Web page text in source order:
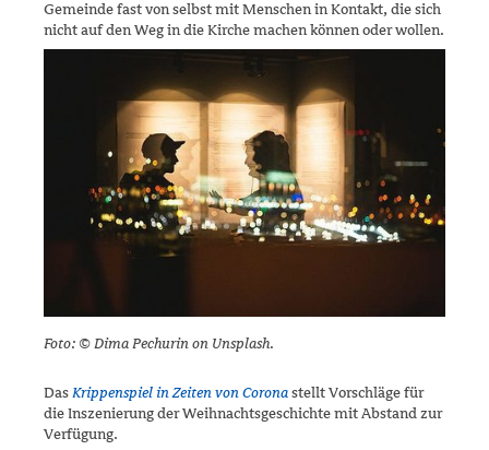
Gemeinde fast von selbst mit Menschen in Kontakt, die sich
nicht auf den Weg in die Kirche machen können oder wollen.
Foto: © Dima Pechurin on Unsplash.
Das Krippenspiel in Zeiten von Corona stellt Vorschläge für
die Inszenie­rung der Weihnachtsgeschichte mit Abstand zur
Verfügung.